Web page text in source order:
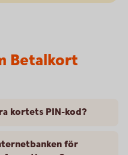
Betalkort
kortets PIN-kod?
för